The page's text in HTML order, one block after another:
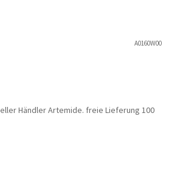
A0160W00
Händler Artemide. freie Lieferung 100